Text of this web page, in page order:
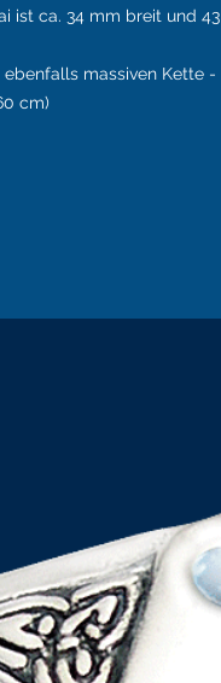
ist ca. 34 mm breit und 43
massiven Kette -
cm)